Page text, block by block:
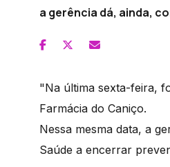
a gerência dá, ainda,
"Na última sexta-feira,
Farmácia do Caniço.
Nessa mesma data, a
Saúde a encerrar